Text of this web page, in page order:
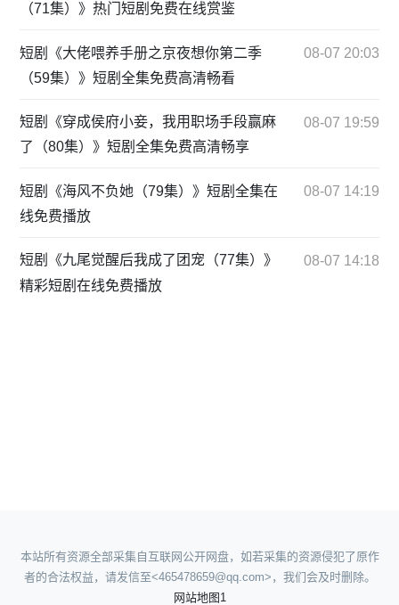
（71集）》热门短剧免费在线赏鉴
短剧《大佬喂养手册之京夜想你第二季
（59集）》短剧全集免费高清畅看
08-07 20:03
短剧《穿成侯府小妾，我用职场手段赢麻
了（80集）》短剧全集免费高清畅享
08-07 19:59
短剧《海风不负她（79集）》短剧全集在
线免费播放
08-07 14:19
短剧《九尾觉醒后我成了团宠（77集）》
精彩短剧在线免费播放
08-07 14:18
本站所有资源全部采集自互联网公开网盘，如若采集的资源侵犯了原作
者的合法权益，请发信至<465478659@qq.com>，我们会及时删除。
网站地图1